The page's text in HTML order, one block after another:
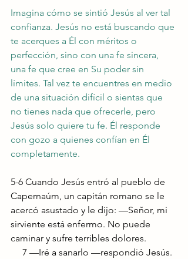
Imagina cómo se sintió Jesús al ver tal
confianza. Jesús no está buscando que
te acerques a Él con méritos o
perfección, sino con una fe sincera,
una fe que cree en Su poder sin
límites. Tal vez te encuentres en medio
de una situación difícil o sientas que
no tienes nada que ofrecerle, pero
Jesús solo quiere tu fe. Él responde
con gozo a quienes confían en Él
completamente.
5-6 Cuando Jesús entró al pueblo de
Capernaúm, un capitán romano se le
acercó asustado y le dijo: —Señor, mi
sirviente está enfermo. No puede
caminar y sufre terribles dolores.
     7 —Iré a sanarlo —respondió Jesús.